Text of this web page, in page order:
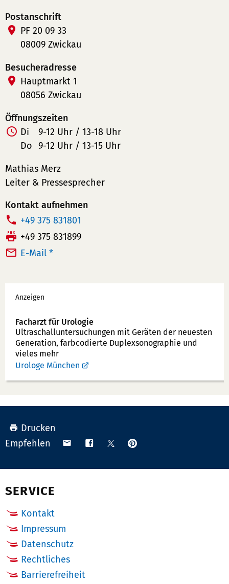
Postanschrift
PF 20 09 33
08009 Zwickau
Besucheradresse
Hauptmarkt 1
08056 Zwickau
Öffnungszeiten
Di
9-12 Uhr / 13-18 Uhr
Do 9-12 Uhr / 13-15 Uhr
Mathias Merz
Leiter & Pressesprecher
Kontakt aufnehmen
T
e
l
n
u
m
m
e
r:
+49 375 831801
F
a
+49 375 831899
E-Mail *
Werbung
Anzeigen
Facharzt für Urologie
Ultraschallunter­suchungen mit Geräten der neuesten
Generation, farbcodierte Duplex­sonographie und
vieles mehr
Urologe München
Drucken
Empfehlen
Teilen Teilen TeilenAnpinnen
SERVICE
Kontakt
Impressum
Datenschutz
Rechtliches
Barrierefreiheit